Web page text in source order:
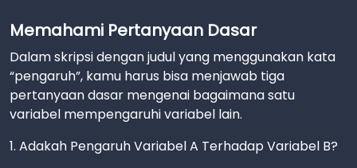
Memahami Pertanyaan Dasar
Dalam skripsi dengan judul yang menggunakan kata
“pengaruh”, kamu harus bisa menjawab tiga
pertanyaan dasar mengenai bagaimana satu
variabel mempengaruhi variabel lain.
1. Adakah Pengaruh Variabel A Terhadap Variabel B?